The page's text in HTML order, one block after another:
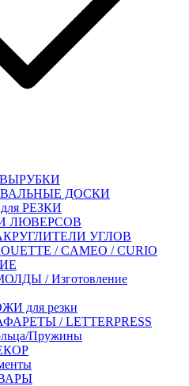
ДОСКИ
РЕЗКИ
ЛЮВЕРСОВ
УГЛОВ
/ CAMEO / CURIO
/ Изготовление
для резки
/ LETTERPRESS
Пружины